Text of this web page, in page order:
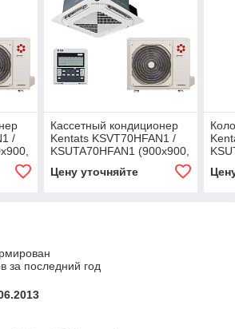
/
Кассетный кондиционер
Kentats KSVT70HFAN1 /
KSUTA70HFAN1 (900х900,
Цену уточняйте
за последний год